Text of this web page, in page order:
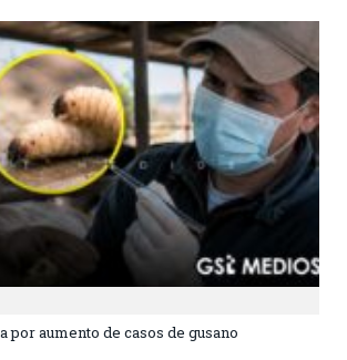
por aumento de casos de gusano